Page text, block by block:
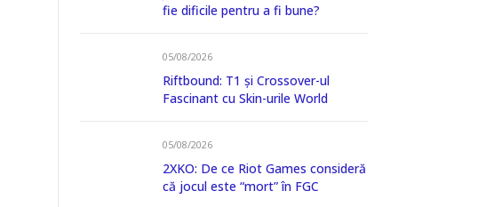
fie dificile pentru a fi bune?
05/08/2026
Riftbound: T1 și Crossover-ul
Fascinant cu Skin-urile World
05/08/2026
2XKO: De ce Riot Games consideră
că jocul este “mort” în FGC